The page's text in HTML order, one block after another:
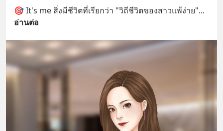
🎯 It's me สิ่งมีชีวิตที่เรียกว่า "วิถีชีวิตของสาวแพ้ง่าย"
อ่านต่อ